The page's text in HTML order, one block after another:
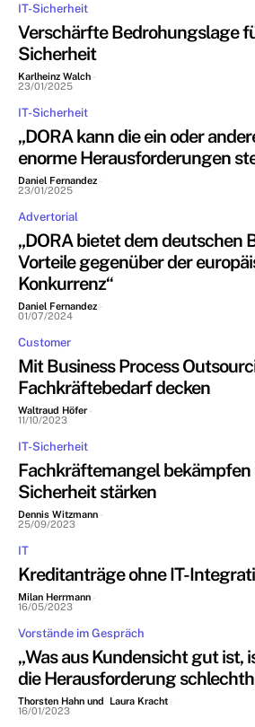
IT-Sicherheit
Verschärfte Bedrohungslage
Sicherheit
Karlheinz Walch -
23/01/2025
IT-Sicherheit
„DORA kann die ein oder
enorme Herausforderungen
Daniel Fernandez -
23/01/2025
Advertorial
„DORA bietet dem deutschen
Vorteile gegenüber der
Konkurrenz“
Daniel Fernandez -
01/07/2024
Customer
Mit Business Process
Fachkräftebedarf decken
Waltraud Höfer -
11/10/2023
IT-Sicherheit
Fachkräftemangel bekämpfen
Sicherheit stärken
Dennis Witzmann -
25/09/2023
IT
Kreditanträge ohne IT-
Milan Herrmann -
16/05/2023
Vorstände im Gespräch
„Was aus Kundensicht gut ist,
die Herausforderung
Thorsten Hahn und Laura Kracht -
16/01/2023